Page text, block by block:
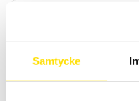
Samtycke